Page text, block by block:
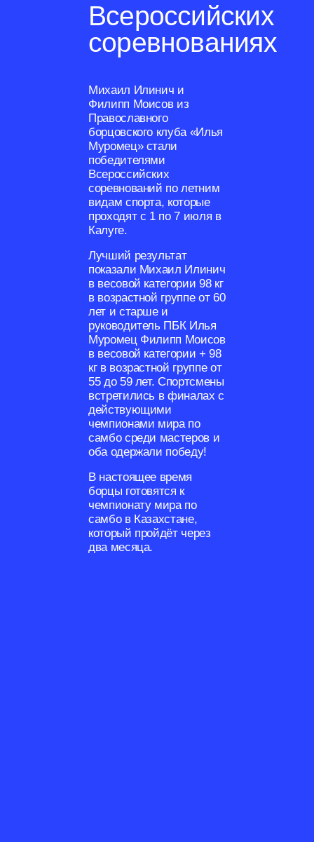
Всероссийских
соревнованиях
Михаил Илинич и
Филипп Моисов из
Православного
борцовского клуба «Илья
Муромец» стали
победителями
Всероссийских
соревнований по летним
видам спорта, которые
проходят с 1 по 7 июля в
Калуге.
Лучший результат
показали Михаил Илинич
в весовой категории 98 кг
в возрастной группе от 60
лет и старше и
руководитель ПБК Илья
Муромец Филипп Моисов
в весовой категории + 98
кг в возрастной группе от
55 до 59 лет. Спортсмены
встретились в финалах с
действующими
чемпионами мира по
самбо среди мастеров и
оба одержали победу!
В настоящее время
борцы готовятся к
чемпионату мира по
самбо в Казахстане,
который пройдёт через
два месяца.